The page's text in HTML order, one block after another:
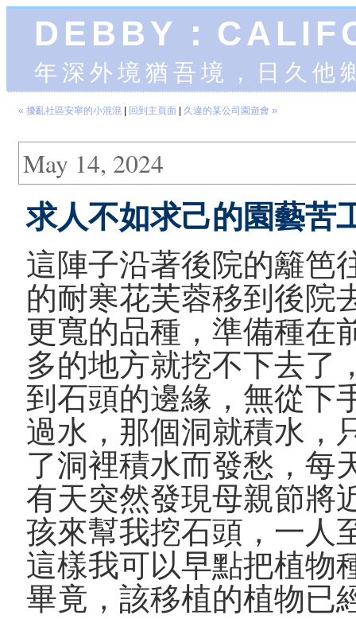
DEBBY：
年深外境猶吾境，日久
« 擾亂社區安寧的小混混 回到主頁面 久違的某公司園遊會 »
May 14, 2024
求人不如求己的園藝苦
這陣子沿著後院的籬笆
的耐寒花芙蓉移到後院
更寬的品種，準備種在
多的地方就挖不下去了
到石頭的邊緣，無從下
過水，那個洞就積水，
了洞裡積水而發愁，每
有天突然發現母親節將
孩來幫我挖石頭，一人
這樣我可以早點把植物
畢竟，該移植的植物已